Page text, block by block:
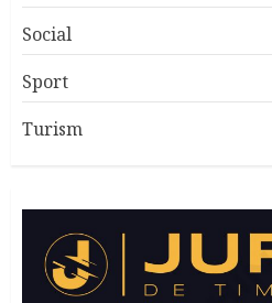
Social
Sport
Turism